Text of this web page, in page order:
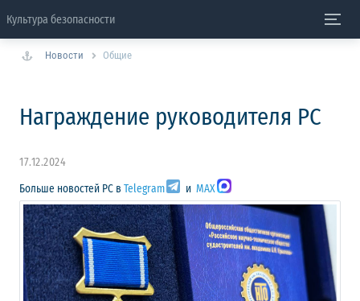
Культура безопасности
Новости Общие
Награждение руководителя РС
17.12.2024
Больше новостей РС в Telegram и MAX